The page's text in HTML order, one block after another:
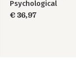
Psychological
Association 2020
€ 36,97